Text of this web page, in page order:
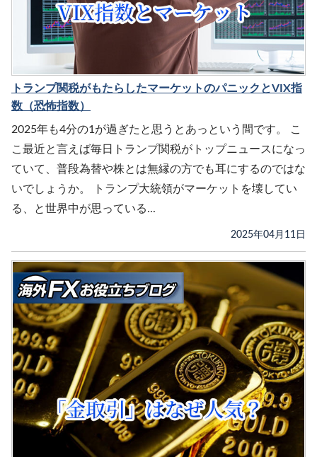
トランプ関税がもたらしたマーケットのパニックとVIX指
数（恐怖指数）
2025年も4分の1が過ぎたと思うとあっという間です。 こ
こ最近と言えば毎日トランプ関税がトップニュースになっ
ていて、普段為替や株とは無縁の方でも耳にするのではな
いでしょうか。 トランプ大統領がマーケットを壊してい
る、と世界中が思っている...
2025年04月11日